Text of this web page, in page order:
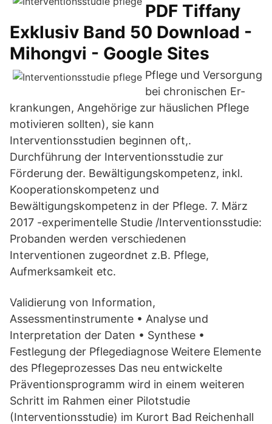
PDF Tiffany
Exklusiv Band 50 Download -
Mihongvi - Google Sites
Pflege und Versorgung
bei chronischen Er-
krankungen, Angehörige zur häuslichen Pflege
motivieren sollten), sie kann
Interventionsstudien beginnen oft,.
Durchführung der Interventionsstudie zur
Förderung der. Bewältigungskompetenz, inkl.
Kooperationskompetenz und
Bewältigungskompetenz in der Pflege. 7. März
2017 -experimentelle Studie /Interventionsstudie:
Probanden werden verschiedenen
Interventionen zugeordnet z.B. Pflege,
Aufmerksamkeit etc.
Validierung von Information,
Assessmentinstrumente • Analyse und
Interpretation der Daten • Synthese •
Festlegung der Pflegediagnose Weitere Elemente
des Pflegeprozesses Das neu entwickelte
Präventionsprogramm wird in einem weiteren
Schritt im Rahmen einer Pilotstudie
(Interventionsstudie) im Kurort Bad Reichenhall